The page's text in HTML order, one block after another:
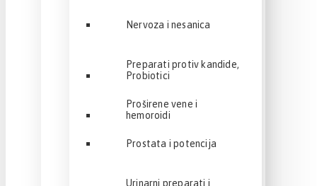
Nervoza i nesanica
Preparati protiv kandide,
Probiotici
Proširene vene i
hemoroidi
Prostata i potencija
Urinarni preparati i